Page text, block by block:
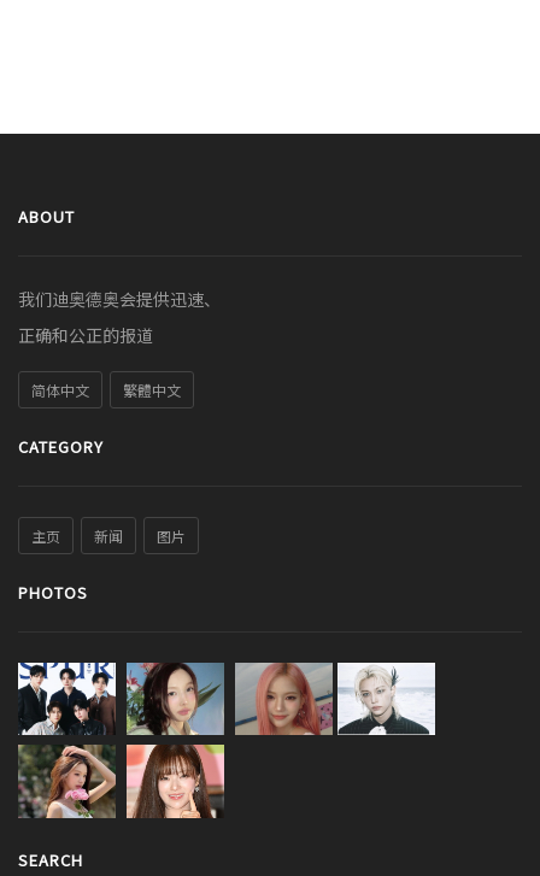
ABOUT
我们迪奥德奥会提供迅速、
正确和公正的报道
简体中文 繁體中文
CATEGORY
主页 新闻 图片
PHOTOS
SEARCH